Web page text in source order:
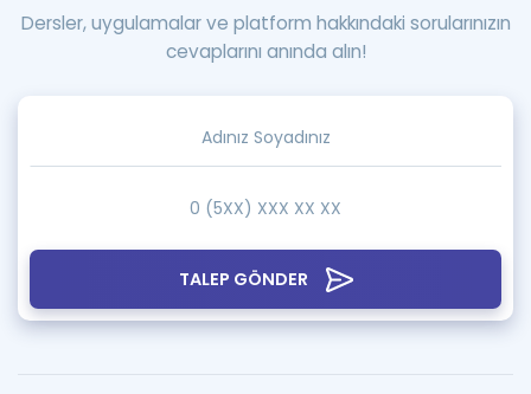
TALEP GÖNDER
Dersler, uygulamalar ve platform hakkındaki sorularınızın
cevaplarını anında alın!